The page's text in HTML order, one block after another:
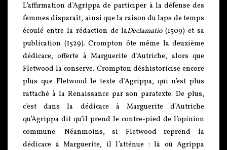
L’affirmation d’Agrippa de participer à la défense des
femmes disparaît, ainsi que la raison du laps de temps
écoulé entre la rédaction de laDeclamatio(1509) et sa
publication (1529). Crompton ôte même la deuxième
dédicace, offerte à Marguerite d’Autriche, alors que
Fletwood la conserve. Crompton déshistoricise encore
plus que Fletwood le texte d’Agrippa, qui n’est plus
rattaché à la Renaissance par son paratexte. De plus,
c’est dans la dédicace à Marguerite d’Autriche
qu’Agrippa dit qu’il prend le contre-pied de l’opinion
commune. Néanmoins, si Fletwood reprend la
dédicace à Marguerite, il l’atténue : là où Agrippa